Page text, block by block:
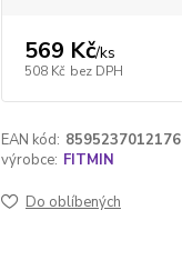
569 Kč/ks
508 Kč bez DPH
EAN kód: 8595237012176
výrobce: FITMIN
Do oblíbených